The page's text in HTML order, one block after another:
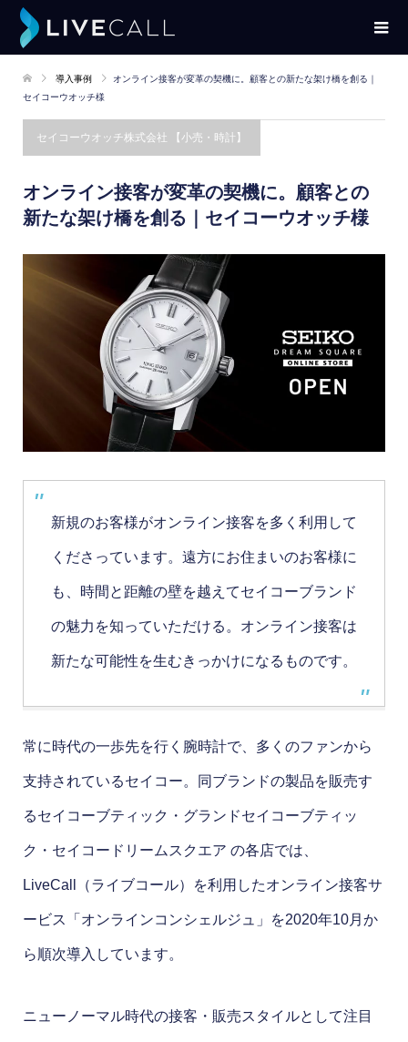
導入事例
オンライン接客が変革の契機に。顧客との新たな架け橋を創る｜
セイコーウオッチ様
セイコーウオッチ株式会社 【小売・時計】
オンライン接客が変革の契機に。顧客との
新たな架け橋を創る｜セイコーウオッチ様
新規のお客様がオンライン接客を多く利用して
くださっています。遠方にお住まいのお客様に
も、時間と距離の壁を越えてセイコーブランド
の魅力を知っていただける。オンライン接客は
新たな可能性を生むきっかけになるものです。
常に時代の一歩先を行く腕時計で、多くのファンから
支持されているセイコー。同ブランドの製品を販売す
るセイコーブティック・グランドセイコーブティッ
ク・セイコードリームスクエア の各店では、
LiveCall（ライブコール）を利用したオンライン接客サ
ービス「オンラインコンシェルジュ」を2020年10月か
ら順次導入しています。
ニューノーマル時代の接客・販売スタイルとして注目